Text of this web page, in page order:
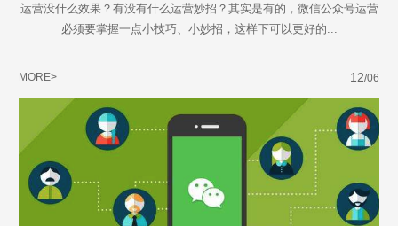
运营没什么效果？有没有什么运营妙招？其实是有的，微信公众号运营
必须要掌握一点小技巧、小妙招，这样下可以更好的...
MORE> 12/06